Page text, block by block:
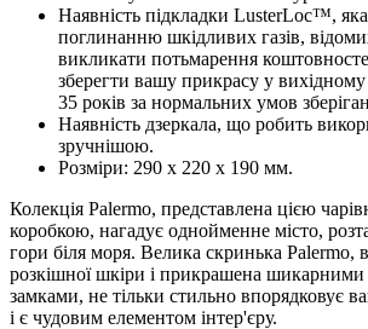
Наявність підкладки LusterLoc™,
поглинанню шкідливих газів,
викликати потьмарення
зберегти вашу прикрасу у
35 років за нормальних умов
Наявність дзеркала, що робить
зручнішою.
Розміри: 290 х 220 х 190 мм.
Колекція Palermo, представлена цією
коробкою, нагадує однойменне місто,
гори біля моря. Велика скринька Palermo,
розкішної шкіри і прикрашена
замками, не тільки стильно впорядковує
і є чудовим елементом інтер'єру.